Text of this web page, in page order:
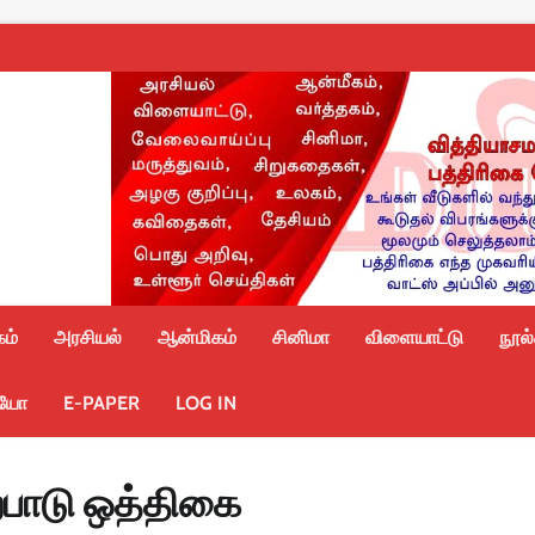
அரசியல் ஆன்மிகம் சினிமா விளையாட்டு
E-PAPER LOG IN
ஒத்திகை